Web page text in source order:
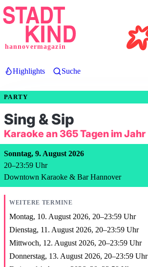
Direkt
zum
hannovermagazin
Highlights Suche
PARTY
Sing & Sip
Karaoke an 365 Tagen im Jahr
Sonntag, 9. August 2026
20–23:59 Uhr
Downtown Karaoke & Bar Hannover
WEITERE TERMINE
Montag, 10. August 2026, 20–23:59 Uhr
Dienstag, 11. August 2026, 20–23:59 Uhr
Mittwoch, 12. August 2026, 20–23:59 Uhr
Donnerstag, 13. August 2026, 20–23:59 Uhr